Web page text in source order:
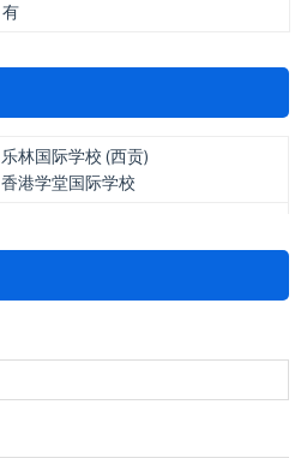
有
乐林国际学校 (西贡)
香港学堂国际学校